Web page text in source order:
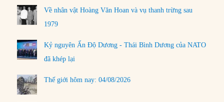
Về nhân vật Hoàng Văn Hoan và vụ thanh trừng sau
1979
Kỷ nguyên Ấn Độ Dương - Thái Bình Dương của NATO
đã khép lại
Thế giới hôm nay: 04/08/2026